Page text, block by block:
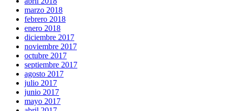
marzo 2018
febrero 2018
enero 2018
diciembre 2017
noviembre 2017
octubre 2017
septiembre 2017
agosto 2017
julio 2017
junio 2017
mayo 2017